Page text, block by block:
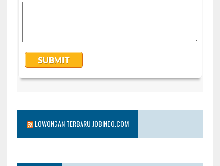
LOWONGAN TERBARU JOBINDO.COM